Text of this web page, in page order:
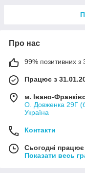
Про нас
99% позитивних з
Працює з
м. Івано-
О. Довженка 29Г
Україна
Контакти
Сьогодні
Показати весь